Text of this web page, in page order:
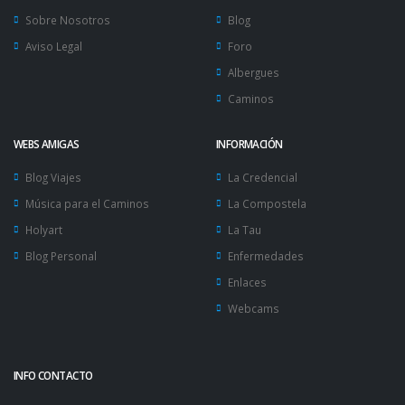
Sobre Nosotros
Aviso Legal
Blog
Foro
Albergues
Caminos
WEBS AMIGAS
Blog Viajes
Música para el Caminos
Holyart
Blog Personal
INFORMACIÓN
La Credencial
La Compostela
La Tau
Enfermedades
Enlaces
Webcams
INFO CONTACTO